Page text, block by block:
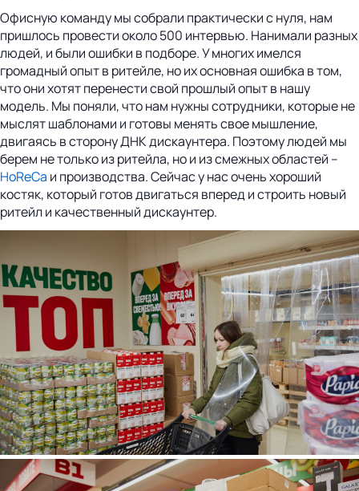
Офисную команду мы собрали практически с нуля, нам
пришлось провести около 500 интервью. Нанимали разных
людей, и были ошибки в подборе. У многих имелся
громадный опыт в ритейле, но их основная ошибка в том,
что они хотят перенести свой прошлый опыт в нашу
модель. Мы поняли, что нам нужны сотрудники, которые не
мыслят шаблонами и готовы менять свое мышление,
двигаясь в сторону ДНК дискаунтера. Поэтому людей мы
берем не только из ритейла, но и из смежных областей –
HoReCa и производства. Сейчас у нас очень хороший
костяк, который готов двигаться вперед и строить новый
ритейл и качественный дискаунтер.